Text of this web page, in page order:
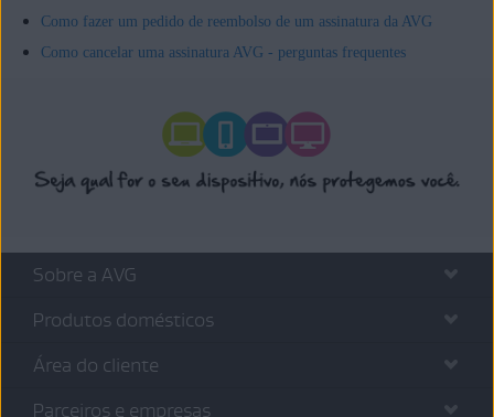
Como fazer um pedido de reembolso de um assinatura da AVG
Como cancelar uma assinatura AVG - perguntas frequentes
Sobre a AVG
Produtos domésticos
Área do cliente
Parceiros e empresas